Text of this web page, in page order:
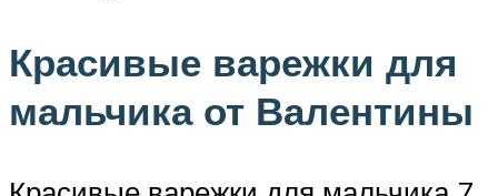
Красивые варежки для
мальчика от Валентины